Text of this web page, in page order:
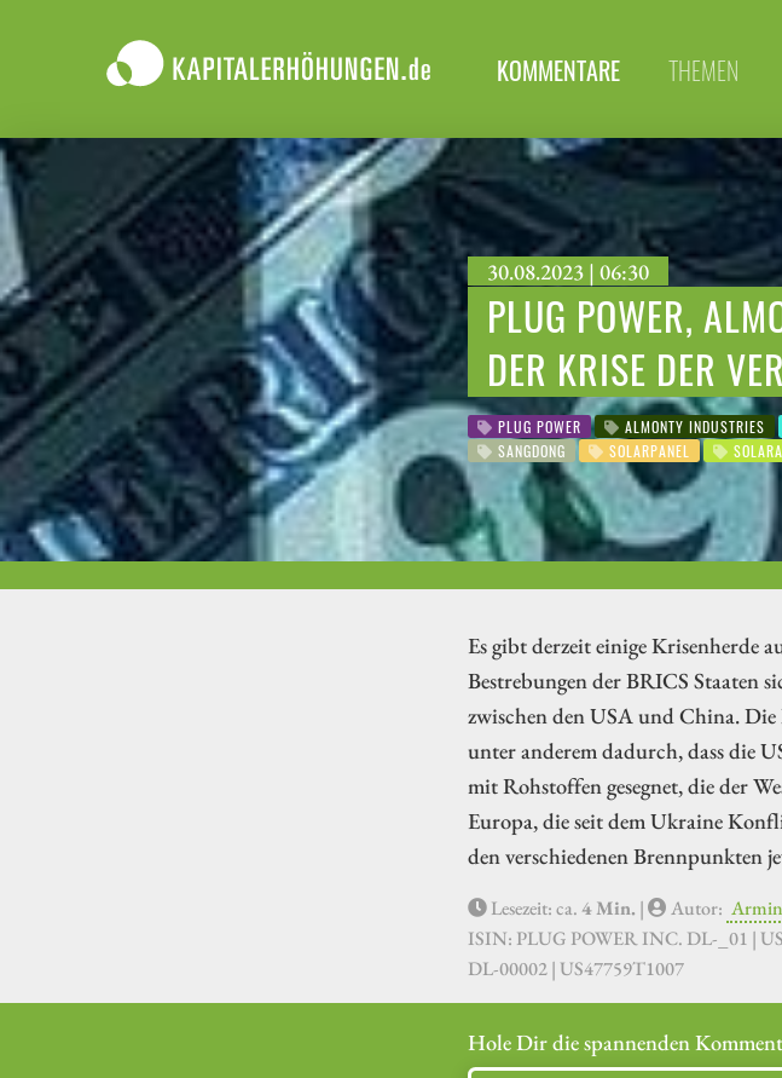
KOMMENTARE THEMEN
30.08.2023 | 06:30
PLUG POWER,
DER KRISE DER
PLUG POWER ALMONTY INDUSTRIES
SANGDONG
SOLARPANEL
Es gibt derzeit einige Krisenherde
Bestrebungen der BRICS Staaten
zwischen den USA und China. Die
unter anderem dadurch, dass die
mit Rohstoffen gesegnet, die der
Europa, die seit dem Ukraine
den verschiedenen Brennpunkten
Lesezeit: ca.4 Min. | Autor:
ISIN: PLUG POWER INC. DL-_01 |
DL-00002 | US47759T1007
Hole Dir die spannenden